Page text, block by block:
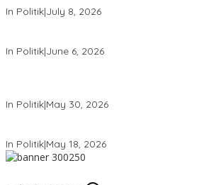
In Politik|July 8, 2026
In Politik|June 6, 2026
In Politik|May 30, 2026
In Politik|May 18, 2026